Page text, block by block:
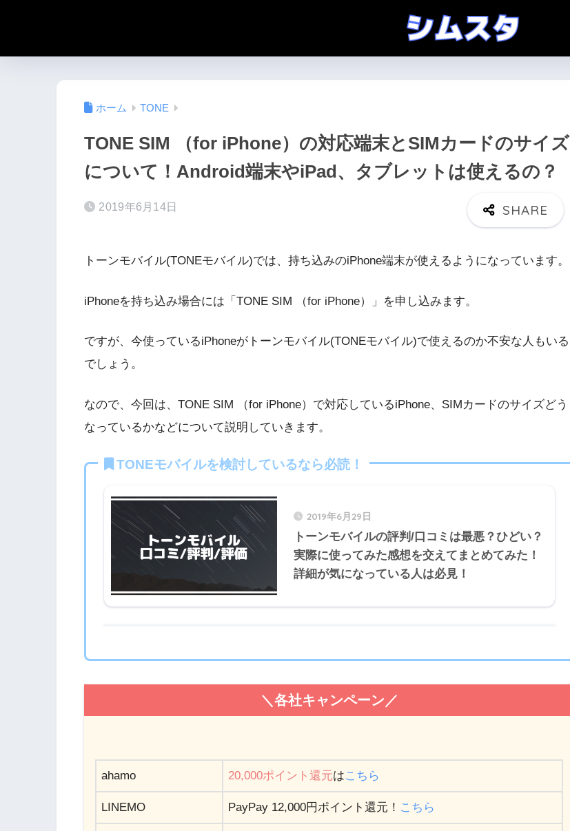
ホーム TONE
TONE SIM （for iPhone）の対応端末とSIMカードのサイズ
について！Android端末やiPad、タブレットは使えるの？
2019年6月14日
トーンモバイル(TONEモバイル)では、持ち込みのiPhone端末が使えるようになっています。
iPhoneを持ち込み場合には「TONE SIM （for iPhone）」を申し込みます。
ですが、今使っているiPhoneがトーンモバイル(TONEモバイル)で使えるのか不安な人もいる
でしょう。
なので、今回は、TONE SIM （for iPhone）で対応しているiPhone、SIMカードのサイズどう
なっているかなどについて説明していきます。
TONEモバイルを検討しているなら必読！
2019年6月29日
トーンモバイルの評判/口コミは最悪？ひどい？
実際に使ってみた感想を交えてまとめてみた！
詳細が気になっている人は必見！
＼各社キャンペーン／
ahamo 20,000ポイント還元はこちら
LINEMO PayPay 12,000円ポイント還元！ こちら